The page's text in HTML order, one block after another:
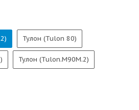
Тулон (Tulon 80)
Тулон (Tulon.M90M.2)